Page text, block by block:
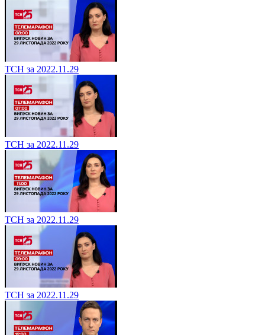
ТСН за 2022.11.29
ТСН за 2022.11.29
ТСН за 2022.11.29
ТСН за 2022.11.29